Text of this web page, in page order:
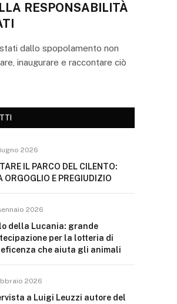
RESPONSABILITÀ
dallo spopolamento non
inaugurare e raccontare ciò
2026
IL PARCO DEL CILENTO:
ORGOGLIO E PREGIUDIZIO
2026
della Lucania: grande
per la lotteria di
che aiuta gli animali
2026
a Luigi Leuzzi autore del